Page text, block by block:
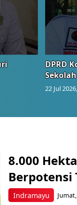
DPRD
Sekolah
22 Jul
Indramayu
8.000
Berpotensi